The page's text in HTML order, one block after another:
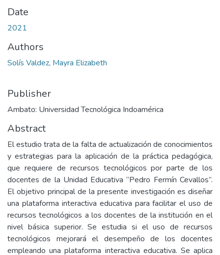
Date
2021
Authors
Solís Valdez, Mayra Elizabeth
Publisher
Ambato: Universidad Tecnológica Indoamérica
Abstract
El estudio trata de la falta de actualización de conocimientos
y estrategias para la aplicación de la práctica pedagógica,
que requiere de recursos tecnológicos por parte de los
docentes de la Unidad Educativa “Pedro Fermín Cevallos”.
El objetivo principal de la presente investigación es diseñar
una plataforma interactiva educativa para facilitar el uso de
recursos tecnológicos a los docentes de la institución en el
nivel básica superior. Se estudia si el uso de recursos
tecnológicos mejorará el desempeño de los docentes
empleando una plataforma interactiva educativa. Se aplica